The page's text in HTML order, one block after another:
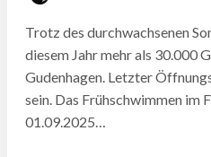
Trotz des durchwachsenen
diesem Jahr mehr als 30.000
Gudenhagen. Letzter
sein. Das Frühschwimmen im
01.09.2025…